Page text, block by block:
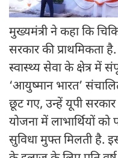
मुख्यमंत्री ने कहा कि
सरकार की प्राथमिकता है.
स्वास्थ्य सेवा के क्षेत्र में
‘आयुष्मान भारत’
छूट गए, उन्हें यूपी
योजना में लाभार्थियों
सुविधा मुफ्त मिलती है.